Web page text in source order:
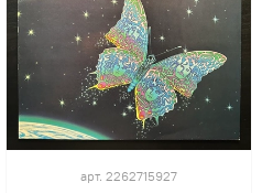
арт. 2262715927